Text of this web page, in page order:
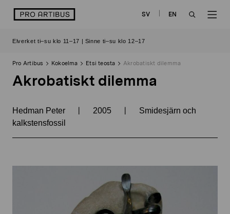
sisältöön
logo SV
EN
Elverket ti–su klo 11–17 | Sinne ti–su klo 12–17
Pro Artibus Kokoelma Etsi teosta Akrobatiskt dilemma
Akrobatiskt dilemma
Hedman Peter | 2005 |
Smidesjärn och
kalkstensfossil